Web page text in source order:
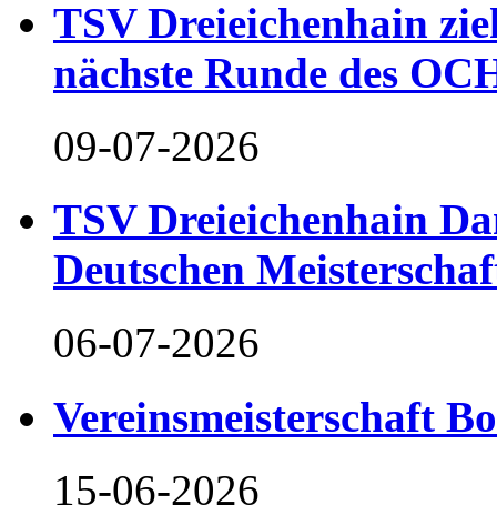
TSV Dreieichenhain
nächste Runde des
09-07-2026
TSV Dreieichenhain
Deutschen
06-07-2026
Vereinsmeisterschaft
15-06-2026